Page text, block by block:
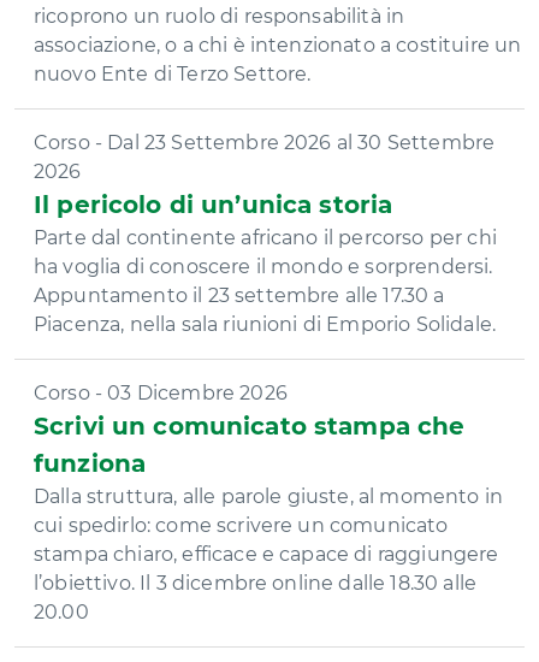
ricoprono un ruolo di responsabilità in
associazione, o a chi è intenzionato a costituire un
nuovo Ente di Terzo Settore.
Corso - Dal 23 Settembre 2026 al 30 Settembre
2026
Il pericolo di un’unica storia
Parte dal continente africano il percorso per chi
ha voglia di conoscere il mondo e sorprendersi.
Appuntamento il 23 settembre alle 17.30 a
Piacenza, nella sala riunioni di Emporio Solidale.
Corso - 03 Dicembre 2026
Scrivi un comunicato stampa che
funziona
Dalla struttura, alle parole giuste, al momento in
cui spedirlo: come scrivere un comunicato
stampa chiaro, efficace e capace di raggiungere
l’obiettivo. Il 3 dicembre online dalle 18.30 alle
20.00